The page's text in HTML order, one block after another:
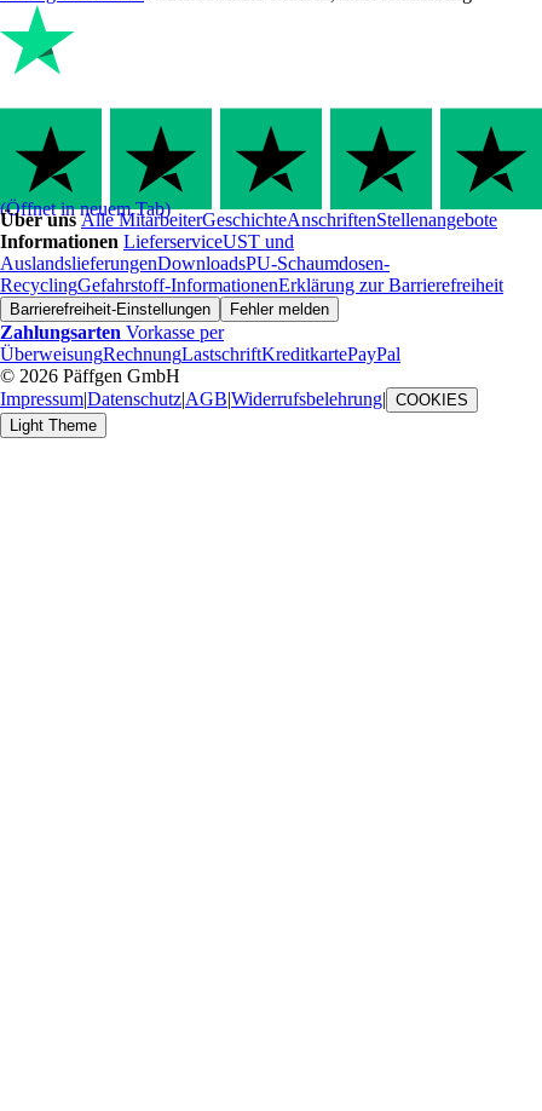
(Öffnet in neuem Tab)
Über unsAlle MitarbeiterGeschichteAnschriftenStellenangebote
Informationen LieferserviceUST und
AuslandslieferungenDownloadsPU-Schaumdosen-
RecyclingGefahrstoff-InformationenErklärung zur Barrierefreiheit
Barrierefreiheit-Einstellungen Fehler melden
Zahlungsarten Vorkasse per
ÜberweisungRechnungLastschriftKreditkartePayPal
© 2026 Päffgen GmbH
Impressum|Datenschutz|AGB|Widerrufsbelehrung| COOKIES
Light Theme